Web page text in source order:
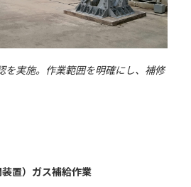
を実施。作業範囲を明確にし、補修
装置）ガス補給作業